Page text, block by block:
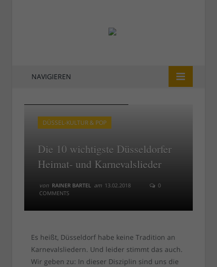
NAVIGIEREN
DÜSSEL-KULTUR & POP
Die 10 wichtigste Düsseldorfer
Heimat- und Karnevalslieder
von RAINER BARTEL am 13.02.2018
0
COMMENTS
Es heißt, Düsseldorf habe keine Tradition an
Karnevalsliedern. Und leider stimmt das auch.
Wir geben zu: In dieser Disziplin sind uns die